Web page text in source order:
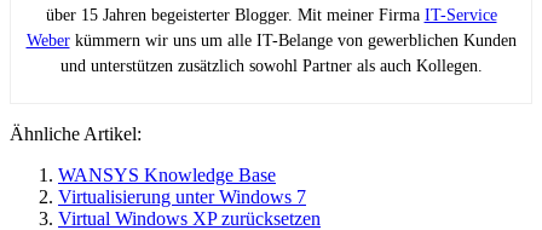
über 15 Jahren begeisterter Blogger. Mit meiner Firma IT-Service
Weberkümmern wir uns um alle IT-Belange von gewerblichen Kunden
und unterstützen zusätzlich sowohl Partner als auch Kollegen.
Ähnliche Artikel:
WANSYS Knowledge Base
Virtualisierung unter Windows 7
Virtual Windows XP zurücksetzen